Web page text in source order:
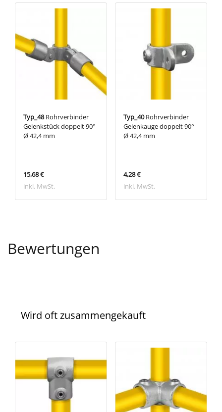
Typ_48Rohrverbinder
Gelenkstück doppelt 90°
Ø 42,4 mm
15,68 €
inkl. MwSt.
Typ_40Rohrverbinder
Gelenkauge doppelt 90°
Ø 42,4 mm
4,28 €
inkl. MwSt.
Bewertungen
Wird oft zusammengekauft